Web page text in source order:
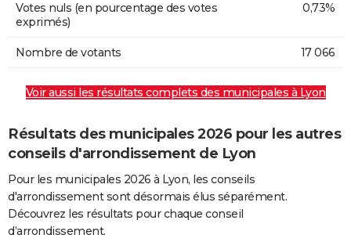
Votes nuls (en pourcentage des votes
exprimés)
0,73%
Nombre de votants 17 066
Voir aussi les résultats complets des municipales à Lyon
Résultats des municipales 2026 pour les autres
conseils d'arrondissement de Lyon
Pour les municipales 2026 à Lyon, les conseils
d'arrondissement sont désormais élus séparément.
Découvrez les résultats pour chaque conseil
d’arrondissement.